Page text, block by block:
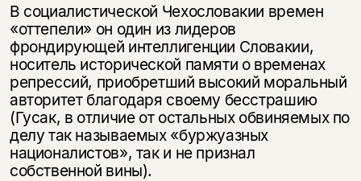
В социалистической Чехословакии времен
«оттепели» он один из лидеров
фрондирующей интеллигенции Словакии,
носитель исторической памяти о временах
репрессий, приобретший высокий моральный
авторитет благодаря своему бесстрашию
(Гусак, в отличие от остальных обвиняемых по
делу так называемых «буржуазных
националистов», так и не признал
собственной вины).